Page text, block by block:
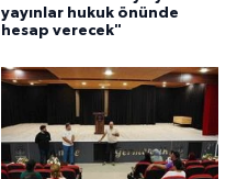
yayınlar hukuk önünde
hesap verecek"